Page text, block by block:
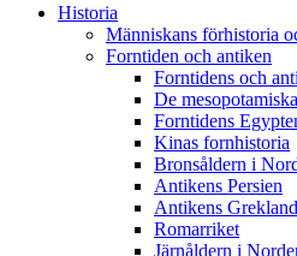
Historia
Människans förhistoria
Forntiden och antiken
Forntidens och
De
Forntidens
Kinas fornhistoria
Bronsåldern i
Antikens Persien
Antikens Grekland
Romarriket
Järnåldern i